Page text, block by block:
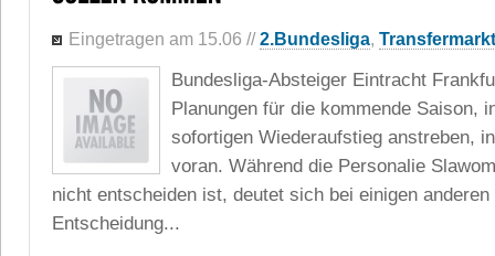
Eingetragen am 15.06 //2.Bundesliga, Transfermarkt
Bundesliga-Absteiger Eintracht
Planungen für die kommende Saison,
sofortigen Wiederaufstieg anstreben,
voran. Während die Personalie
nicht entscheiden ist, deutet sich bei einigen anderen
Entscheidung...